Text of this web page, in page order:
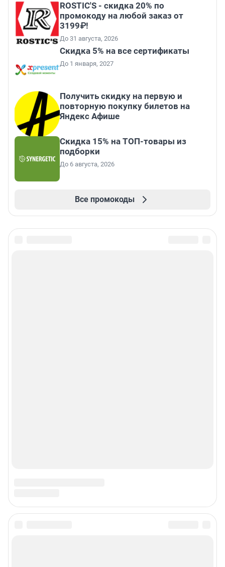
ROSTIC'S - скидка 20% по
промокоду на любой заказ от
3199₽!
До 31 августа, 2026
Скидка 5% на все сертификаты
До 1 января, 2027
Получить скидку на первую и
повторную покупку билетов на
Яндекс Афише
Скидка 15% на ТОП-товары из
подборки
До 6 августа, 2026
Все промокоды